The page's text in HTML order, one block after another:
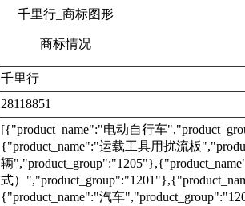
千里行_商标图形
商标情况
千里行
28118851
[{"product_name":"电动自行车
{"product_name":"运载工具用扰流板
辆
式）
{"product_name":"汽车